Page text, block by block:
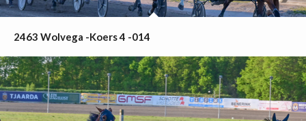
2463 Wolvega -Koers 4 -014